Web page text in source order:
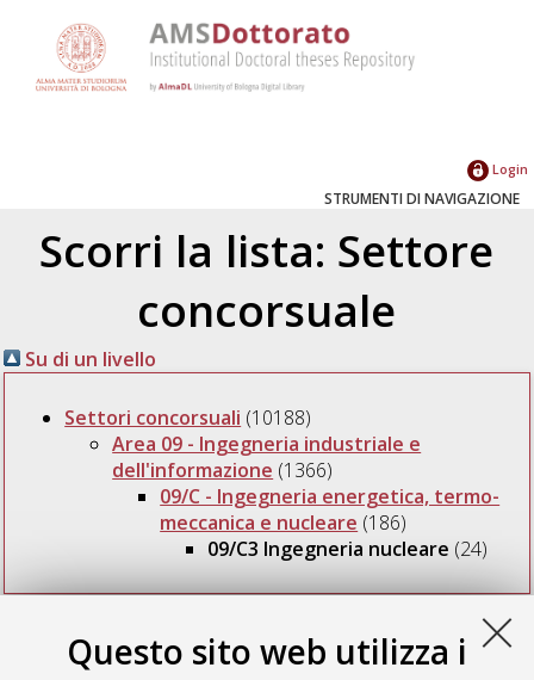
Questo sito web utilizza i
Login
STRUMENTI DI NAVIGAZIONE
Scorri la lista: Settore
concorsuale
Su di un livello
Settori concorsuali (10188)
Area 09 - Ingegneria industriale e
dell'informazione (1366)
09/C - Ingegneria energetica, termo-
meccanica e nucleare (186)
09/C3 Ingegneria nucleare (24)
2014(1)